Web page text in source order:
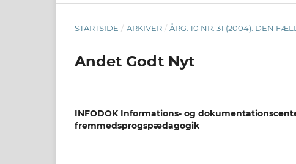
STARTSIDE / ARKIVER / ÅRG. 10 NR. 31 (2004): DEN
Andet Godt Nyt
INFODOK Informations- og
fremmedsprogspædagogik